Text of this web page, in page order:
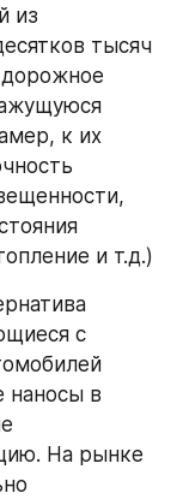
из
тысяч
к их
с
наносы в
На рынке